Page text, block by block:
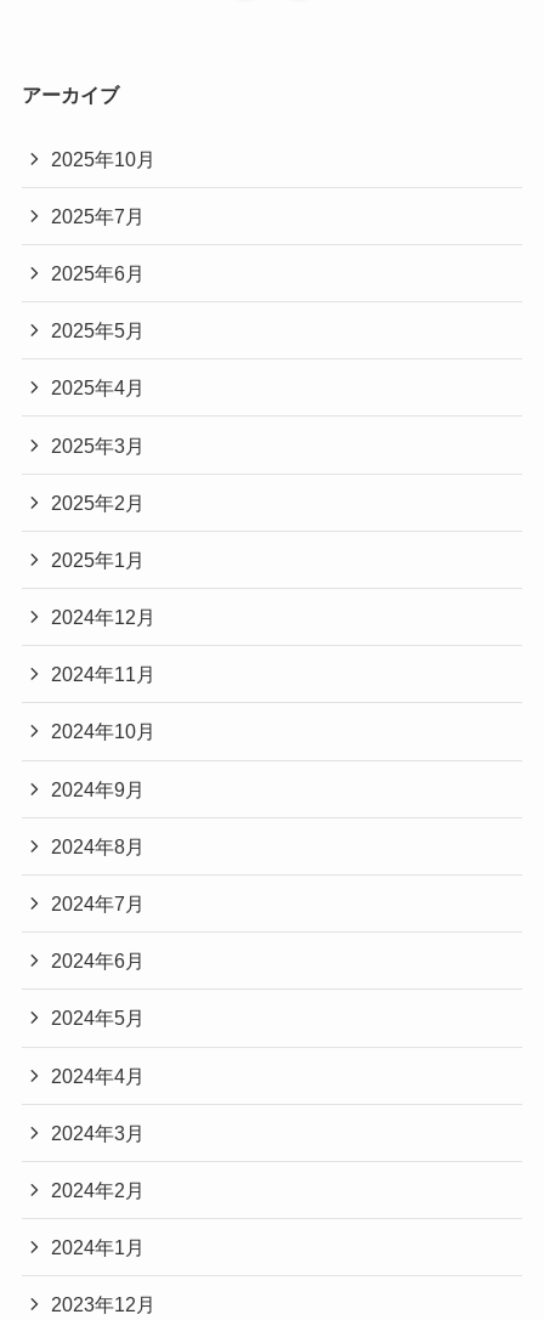
アーカイブ
2025年10月
2025年7月
2025年6月
2025年5月
2025年4月
2025年3月
2025年2月
2025年1月
2024年12月
2024年11月
2024年10月
2024年9月
2024年8月
2024年7月
2024年6月
2024年5月
2024年4月
2024年3月
2024年2月
2024年1月
2023年12月